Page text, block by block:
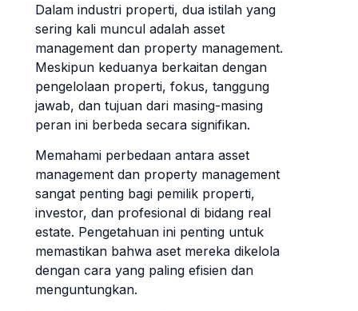
Dalam industri properti, dua istilah yang
sering kali muncul adalah asset
management dan property management.
Meskipun keduanya berkaitan dengan
pengelolaan properti, fokus, tanggung
jawab, dan tujuan dari masing-masing
peran ini berbeda secara signifikan.
Memahami perbedaan antara asset
management dan property management
sangat penting bagi pemilik properti,
investor, dan profesional di bidang real
estate. Pengetahuan ini penting untuk
memastikan bahwa aset mereka dikelola
dengan cara yang paling efisien dan
menguntungkan.